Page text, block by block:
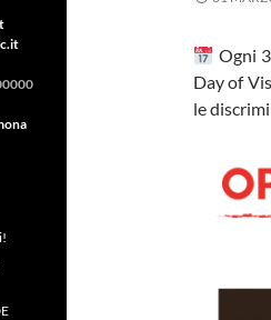
Ogni
Day of
le